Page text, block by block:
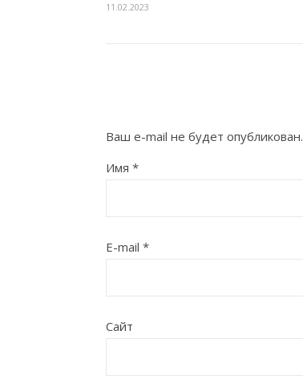
11.02.2023
Ваш e-mail не будет опубликован.
Имя *
E-mail *
Сайт